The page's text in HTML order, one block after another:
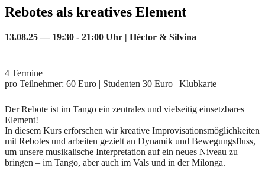
Rebotes als kreatives Element
13.08.25 — 19:30 - 21:00 Uhr | Héctor & Silvina
4 Termine
pro Teilnehmer: 60 Euro | Studenten 30 Euro | Klubkarte
Der Rebote ist im Tango ein zentrales und vielseitig einsetzbares
Element!
In diesem Kurs erforschen wir kreative Improvisationsmöglichkeiten
mit Rebotes und arbeiten gezielt an Dynamik und Bewegungsfluss,
um unsere musikalische Interpretation auf ein neues Niveau zu
bringen – im Tango, aber auch im Vals und in der Milonga.